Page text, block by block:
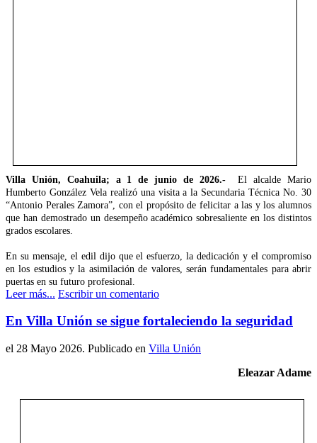
Villa Unión, Coahuila; a 1 de junio de 2026.-
El alcalde Mario
Humberto González Vela realizó una visita a la Secundaria Técnica No. 30
“Antonio Perales Zamora”, con el propósito de felicitar a las y los alumnos
que han demostrado un desempeño académico sobresaliente en los distintos
grados escolares.
En su mensaje, el edil dijo que el esfuerzo, la dedicación y el compromiso
en los estudios y la asimilación de valores, serán fundamentales para abrir
puertas en su futuro profesional.
Leer más... Escribir un comentario
En Villa Unión se sigue fortaleciendo la seguridad
el 28 Mayo 2026. Publicado en Villa Unión
Eleazar Adame